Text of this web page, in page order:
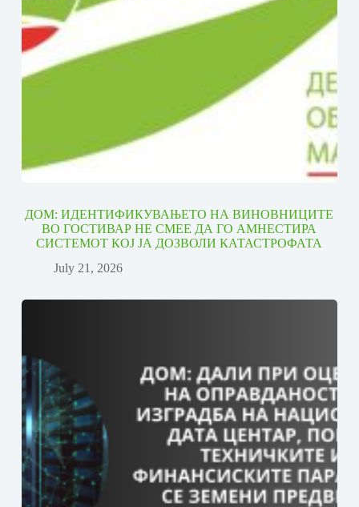
ДОМ: ИДЕНТИФИКУВАЊЕТО НА ВИНОВНИЦИТЕ
ВО ГОСТИВАР НЕ СМЕЕ ДА ГО АМНЕСТИРА
СИСТЕМОТ КОЈ ЈА ДОЗВОЛИ КАТАСТРОФАТА
July 21, 2026